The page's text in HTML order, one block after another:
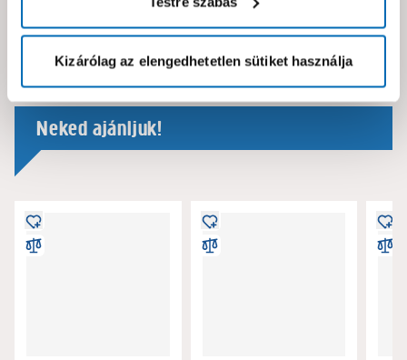
Kizárólag az elengedhetetlen sütiket használja
Hibát találtál az oldalon vagy a termék leírásában?
Kérjük jelezd nekünk!
Neked ajánljuk!